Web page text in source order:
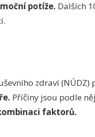
potíže. Dalších
zdraví (NÚDZ)
Příčiny jsou podle
faktorů.